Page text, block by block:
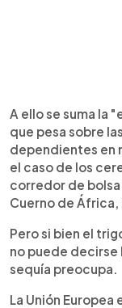
A ello se suma la
que pesa sobre
dependientes en
el caso de los
corredor de
Cuerno de África,
Pero si bien el
no puede decirse
sequía preocupa.
La Unión